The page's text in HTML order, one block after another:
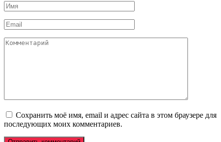
Имя
*
Email
*
Комментарий
Сохранить моё имя, email и адрес сайта в этом браузере для
последующих моих комментариев.